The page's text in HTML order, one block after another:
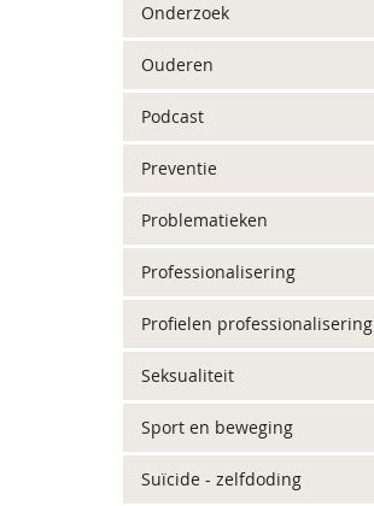
Onderzoek
Ouderen
Podcast
Preventie
Problematieken
Professionalisering
Profielen professionalisering
Seksualiteit
Sport en beweging
Suïcide - zelfdoding